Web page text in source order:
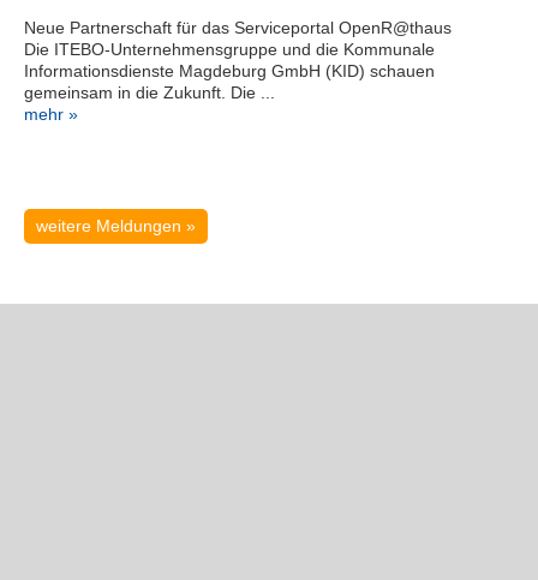
Neue Partnerschaft für das Serviceportal OpenR@thaus
Die ITEBO-Unternehmensgruppe und die Kommunale
Informationsdienste Magdeburg GmbH (KID) schauen
gemeinsam in die Zukunft. Die ...
mehr »
weitere Meldungen »